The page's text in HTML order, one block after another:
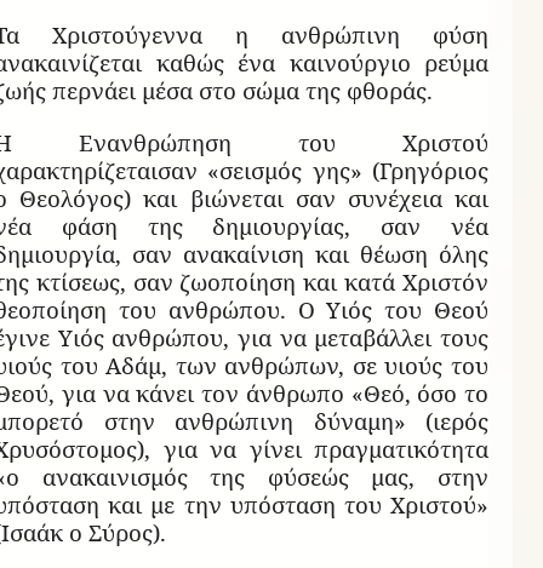
Χριστούγεννα η ανθρώπινη φύση
καθώς ένα καινούργιο ρεύμα
περνάει μέσα στο σώμα της φθοράς.
Ενανθρώπηση του Χριστού
«σεισμός γης» (Γρηγόριος
Θεολόγος) και βιώνεται σαν συνέχεια και
φάση της δημιουργίας, σαν νέα
σαν ανακαίνιση και θέωση όλης
κτίσεως, σαν ζωοποίηση και κατά Χριστόν
του ανθρώπου. Ο Υιός του Θεού
Υιός ανθρώπου, για να μεταβάλλει τους
του Αδάμ, των ανθρώπων, σε υιούς του
για να κάνει τον άνθρωπο «Θεό, όσο το
στην ανθρώπινη δύναμη» (ιερός
για να γίνει πραγματικότητα
ανακαινισμός της φύσεώς μας, στην
και με την υπόσταση του Χριστού»
ο Σύρος).